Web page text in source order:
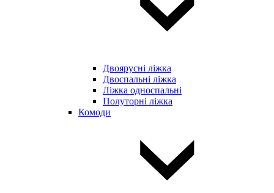
Двоярусні ліжка
Двоспальні ліжка
Ліжка односпальні
Полуторні ліжка
Комоди